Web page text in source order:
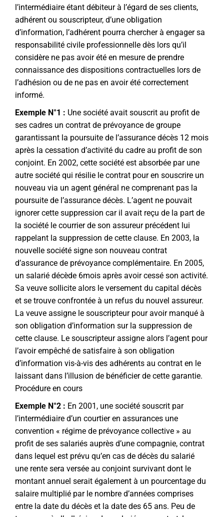
l’intermédiaire étant débiteur à l’égard de ses clients,
adhérent ou souscripteur, d’une obligation
d’information, l’adhérent pourra chercher à engager sa
responsabilité civile professionnelle dès lors qu’il
considère ne pas avoir été en mesure de prendre
connaissance des dispositions contractuelles lors de
l’adhésion ou de ne pas en avoir été correctement
informé.
Exemple N°1 : Une société avait souscrit au profit de
ses cadres un contrat de prévoyance de groupe
garantissant la poursuite de l’assurance décès 12 mois
après la cessation d’activité du cadre au profit de son
conjoint. En 2002, cette société est absorbée par une
autre société qui résilie le contrat pour en souscrire un
nouveau via un agent général ne comprenant pas la
poursuite de l’assurance décès. L’agent ne pouvait
ignorer cette suppression car il avait reçu de la part de
la société le courrier de son assureur précédent lui
rappelant la suppression de cette clause. En 2003, la
nouvelle société signe son nouveau contrat
d’assurance de prévoyance complémentaire. En 2005,
un salarié décède 6mois après avoir cessé son activité.
Sa veuve sollicite alors le versement du capital décès
et se trouve confrontée à un refus du nouvel assureur.
La veuve assigne le souscripteur pour avoir manqué à
son obligation d’information sur la suppression de
cette clause. Le souscripteur assigne alors l’agent pour
l’avoir empêché de satisfaire à son obligation
d’information vis-à-vis des adhérents au contrat en le
laissant dans l’illusion de bénéficier de cette garantie.
Procédure en cours
Exemple N°2 : En 2001, une société souscrit par
l’intermédiaire d’un courtier en assurances une
convention « régime de prévoyance collective » au
profit de ses salariés auprès d’une compagnie, contrat
dans lequel est prévu qu’en cas de décès du salarié
une rente sera versée au conjoint survivant dont le
montant annuel serait également à un pourcentage du
salaire multiplié par le nombre d’années comprises
entre la date du décès et la date des 65 ans. Peu de